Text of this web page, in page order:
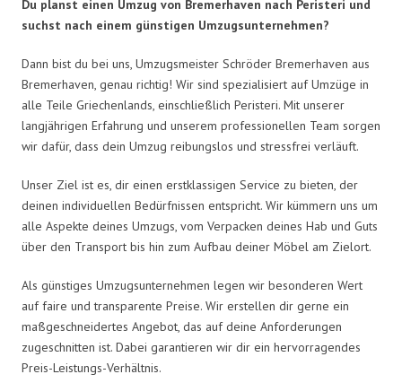
Du planst einen Umzug von Bremerhaven nach Peristeri und
suchst nach einem günstigen Umzugsunternehmen?
Dann bist du bei uns, Umzugsmeister Schröder Bremerhaven aus
Bremerhaven, genau richtig! Wir sind spezialisiert auf Umzüge in
alle Teile Griechenlands, einschließlich Peristeri. Mit unserer
langjährigen Erfahrung und unserem professionellen Team sorgen
wir dafür, dass dein Umzug reibungslos und stressfrei verläuft.
Unser Ziel ist es, dir einen erstklassigen Service zu bieten, der
deinen individuellen Bedürfnissen entspricht. Wir kümmern uns um
alle Aspekte deines Umzugs, vom Verpacken deines Hab und Guts
über den Transport bis hin zum Aufbau deiner Möbel am Zielort.
Als günstiges Umzugsunternehmen legen wir besonderen Wert
auf faire und transparente Preise. Wir erstellen dir gerne ein
maßgeschneidertes Angebot, das auf deine Anforderungen
zugeschnitten ist. Dabei garantieren wir dir ein hervorragendes
Preis-Leistungs-Verhältnis.